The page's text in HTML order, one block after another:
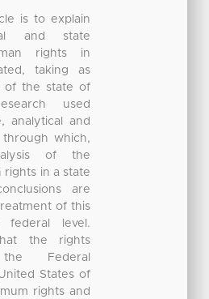
is to explain
and state
rights in
taking as
of the state of
used
analytical and
which,
of the
in a state
are
of this
level.
the rights
Federal
States of
rights and